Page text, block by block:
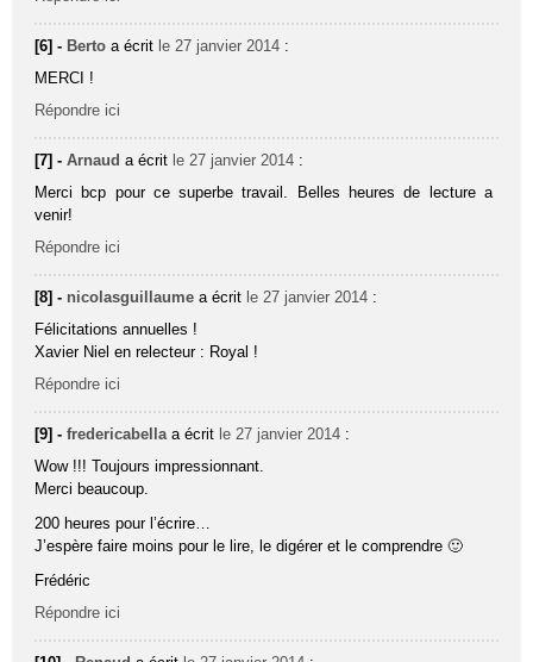
[6] - Berto a écrit le 27 janvier 2014 :
MERCI !
Répondre ici
[7] -Arnaud a écrit le 27 janvier 2014 :
Merci bcp pour ce superbe travail. Belles heures de lecture a
venir!
Répondre ici
[8] - nicolasguillaume a écrit le 27 janvier 2014 :
Félicitations annuelles !
Xavier Niel en relecteur : Royal !
Répondre ici
[9] -fredericabella a écrit le 27 janvier 2014 :
Wow !!! Toujours impressionnant.
Merci beaucoup.
200 heures pour l’écrire…
J’espère faire moins pour le lire, le digérer et le comprendre 🙂
Frédéric
Répondre ici